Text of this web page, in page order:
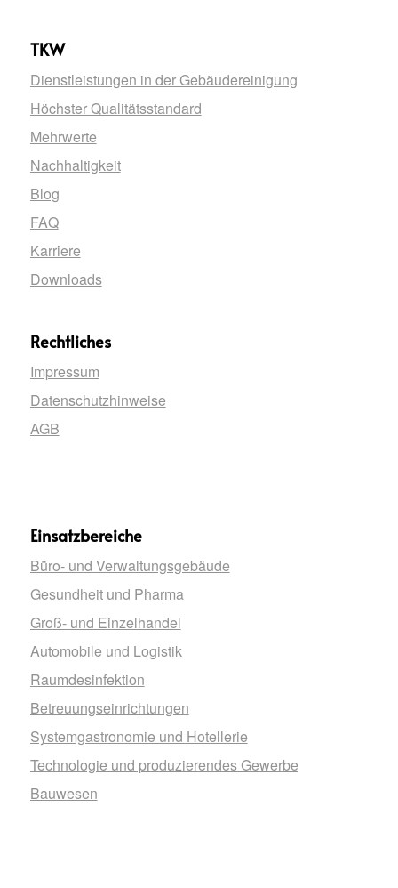
TKW
Dienstleistungen in der Gebäudereinigung
Höchster Qualitätsstandard
Mehrwerte
Nachhaltigkeit
Blog
FAQ
Karriere
Downloads
Rechtliches
Impressum
Datenschutzhinweise
AGB
Einsatzbereiche
Büro- und Verwaltungsgebäude
Gesundheit und Pharma
Groß- und Einzelhandel
Automobile und Logistik
Raumdesinfektion
Betreuungseinrichtungen
Systemgastronomie und Hotellerie
Technologie und produzierendes Gewerbe
Bauwesen